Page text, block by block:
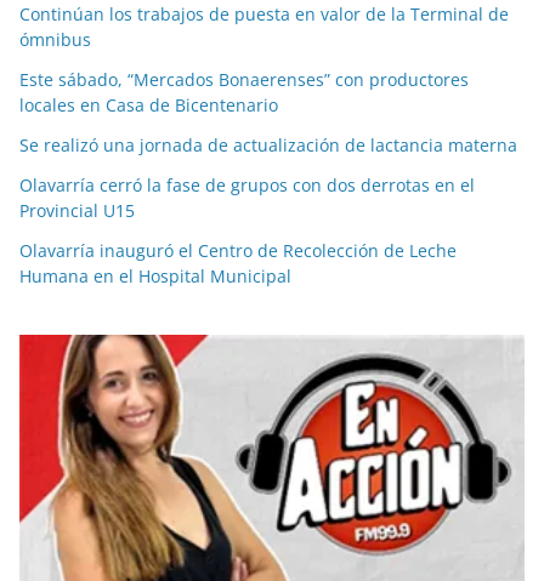
Continúan los trabajos de puesta en valor de la Terminal de
ómnibus
Este sábado, “Mercados Bonaerenses” con productores
locales en Casa de Bicentenario
Se realizó una jornada de actualización de lactancia materna
Olavarría cerró la fase de grupos con dos derrotas en el
Provincial U15
Olavarría inauguró el Centro de Recolección de Leche
Humana en el Hospital Municipal